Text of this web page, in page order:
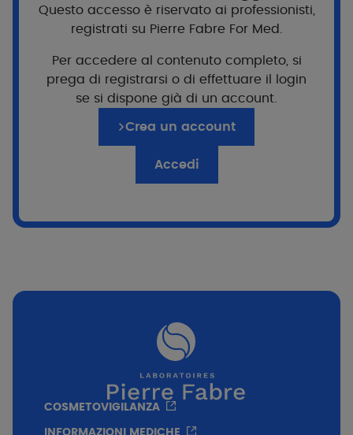
Per chi?
A partire da 9 anni Adolescenti e adulti
Senza sapone, ipoallergenico, non
comedogeno, pH fisiologico = 5
Questo accesso è riservato ai professionisti,
registrati su Pierre Fabre For Med.
Per accedere al contenuto completo, si
prega di registrarsi o di effettuare il login
se si dispone già di un account.
Crea un account
Accedi
COSMETOVIGILANZA
INFORMAZIONI MEDICHE